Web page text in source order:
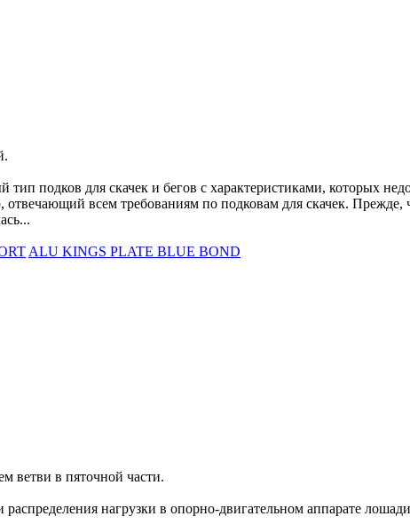
подков для скачек и бегов с характеристиками, которых
всем требованиям по подковам для скачек. Прежде,
ALU KINGS PLATE BLUE BOND
ветви в пяточной части.
нагрузки в опорно-двигательном аппарате